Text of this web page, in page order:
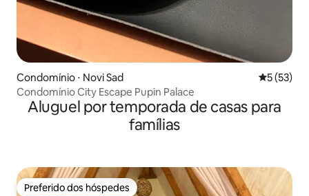
Condomínio ⋅ Novi Sad 5 de uma
5 (53)
Condomínio City Escape Pupin Palace
Aluguel por temporada de casas para
famílias
Preferido dos hóspedes
Preferido dos hóspedes